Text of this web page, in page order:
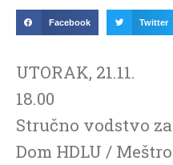
Facebook Twitter
UTORAK, 21.11.
18.00
Stručno vodstvo
Dom HDLU /